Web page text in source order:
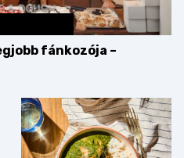
fánkozója –